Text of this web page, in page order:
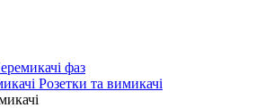
фаз
Розетки та вимикачі